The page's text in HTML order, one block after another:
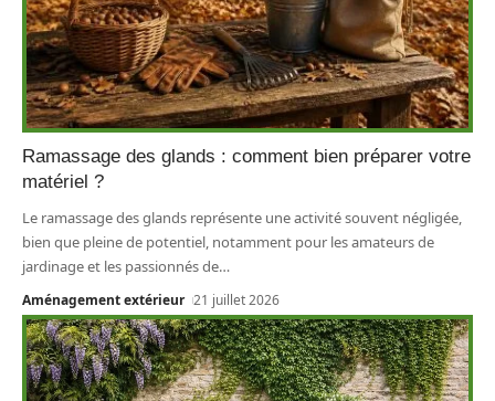
Ramassage des glands : comment bien préparer votre
matériel ?
Le ramassage des glands représente une activité souvent négligée,
bien que pleine de potentiel, notamment pour les amateurs de
jardinage et les passionnés de…
Aménagement extérieur 21 juillet 2026